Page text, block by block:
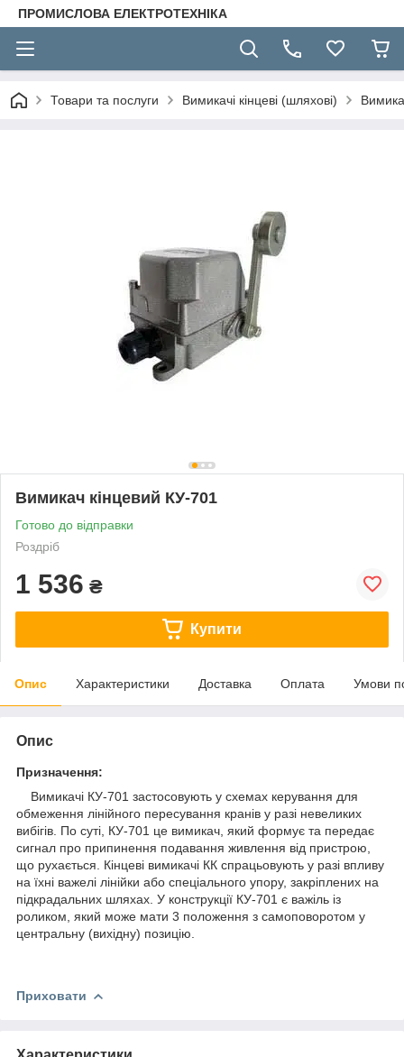
ПРОМИСЛОВА ЕЛЕКТРОТЕХНІКА
Товари та послуги Вимикачі кінцеві (шляхові)
Вимикач кінцевий КУ-701
Готово до відправки
Роздріб
1 536 ₴
Купити
Опис Характеристики Доставка Оплата Умови
Опис
Призначення:
Вимикачі КУ-701 застосовують у схемах керування для
обмеження лінійного пересування кранів у разі невеликих
вибігів. По суті, КУ-701 це вимикач, який формує та передає
сигнал про припинення подавання живлення від пристрою,
що рухається. Кінцеві вимикачі КК спрацьовують у разі впливу
на їхні важелі лінійки або спеціального упору, закріплених на
підкрадальних шляхах. У конструкції КУ-701 є важіль із
роликом, який може мати 3 положення з самоповоротом у
центральну (вихідну) позицію.
Приховати